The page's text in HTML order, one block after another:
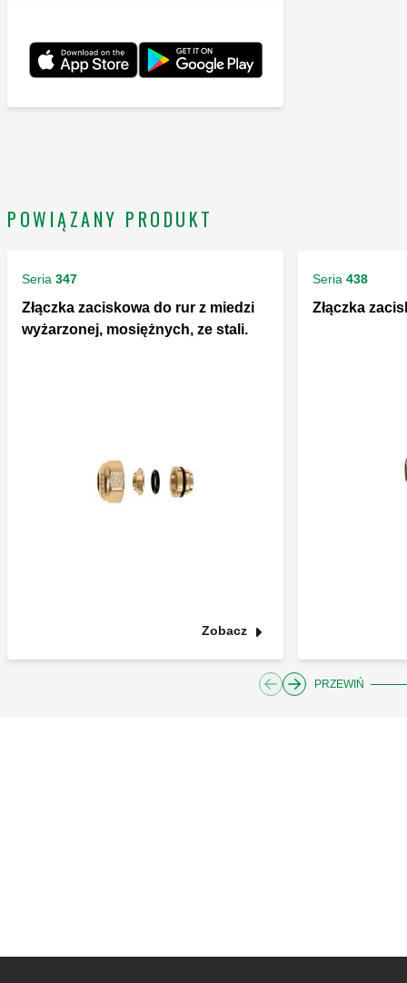
POWIĄZANY PRODUKT
Seria 347
Złączka zaciskowa do rur z miedzi
wyżarzonej, mosiężnych, ze stali.
Zobacz
Seria 438
Złączka
PRZEWIŃ